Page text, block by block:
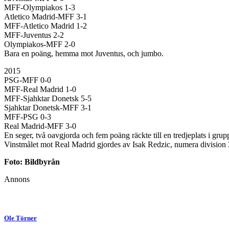
MFF-Olympiakos 1-3
Atletico Madrid-MFF 3-1
MFF-Atletico Madrid 1-2
MFF-Juventus 2-2
Olympiakos-MFF 2-0
Bara en poäng, hemma mot Juventus, och jumbo.
2015
PSG-MFF 0-0
MFF-Real Madrid 1-0
MFF-Sjahktar Donetsk 5-5
Sjahktar Donetsk-MFF 3-1
MFF-PSG 0-3
Real Madrid-MFF 3-0
En seger, två oavgjorda och fem poäng räckte till en tredjeplats i
Vinstmålet mot Real Madrid gjordes av Isak Redzic, numera
Foto: Bildbyrån
Annons
Ole Törner